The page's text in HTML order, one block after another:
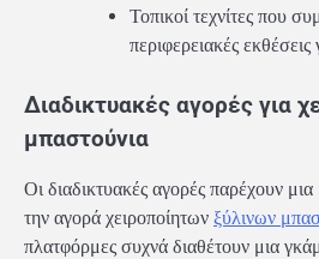
Τοπικοί τεχνίτες που
περιφερειακές
Διαδικτυακές αγορές για
μπαστούνια
Οι διαδικτυακές αγορές παρέχουν
την αγορά χειροποίητων ξύλινων
πλατφόρμες συχνά διαθέτουν μια